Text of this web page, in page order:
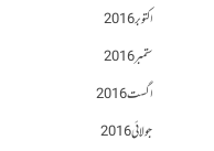
اکتوبر 2016
ستمبر 2016
اگست 2016
جولائی 2016